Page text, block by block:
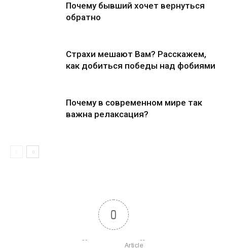
Почему бывший хочет вернуться
обратно
Страхи мешают Вам? Расскажем,
как добиться победы над фобиями
Почему в современном мире так
важна релаксация?
0